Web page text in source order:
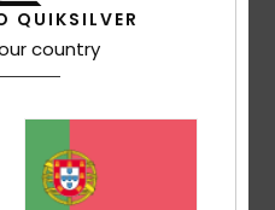
/5
verificadas
2025
recomendam este
QUIKSILVER
country